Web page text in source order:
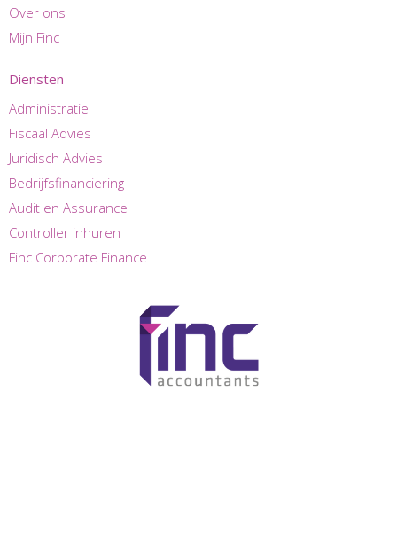
Over ons
Mijn Finc
Diensten
Administratie
Fiscaal Advies
Juridisch Advies
Bedrijfsfinanciering
Audit en Assurance
Controller inhuren
Finc Corporate Finance